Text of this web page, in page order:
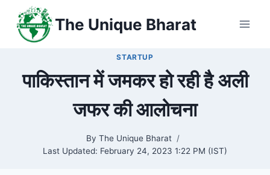
content
The Unique Bharat
STARTUP
पाकिस्तान में जमकर हो रही है अली
जफर की आलोचना
By The Unique Bharat
Last Updated: February 24, 2023 1:22 PM (IST)